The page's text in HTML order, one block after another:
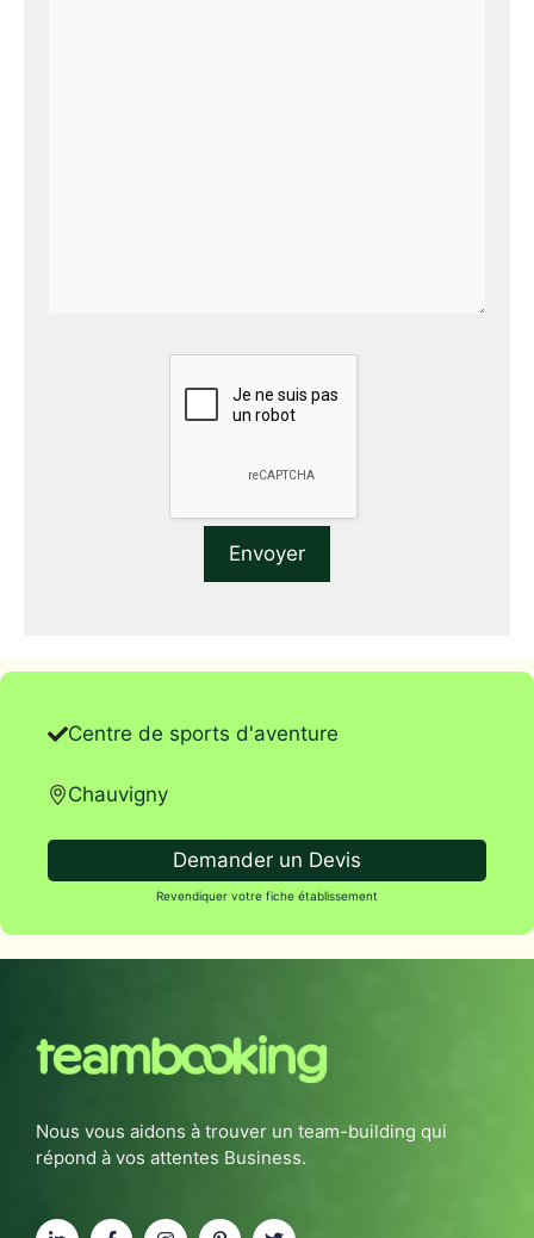
Centre de sports d'aventure
Chauvigny
Demander un Devis
Revendiquer votre fiche établissement
Nous vous aidons à trouver un team-building qui
répond à vos attentes Business.